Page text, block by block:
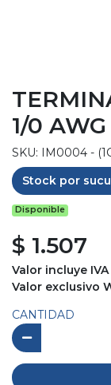
1/0
SKU: IM0004 -
Stock por
Disponible
$ 1.507
Valor incluye IVA
Valor exclusivo
CANTIDAD